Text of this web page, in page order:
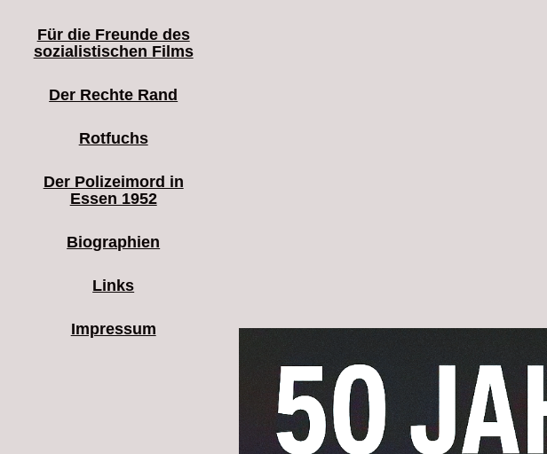
Für die Freunde des
sozialistischen Films
Der Rechte Rand
Rotfuchs
Der Polizeimord in
Essen 1952
Biographien
Links
Impressum